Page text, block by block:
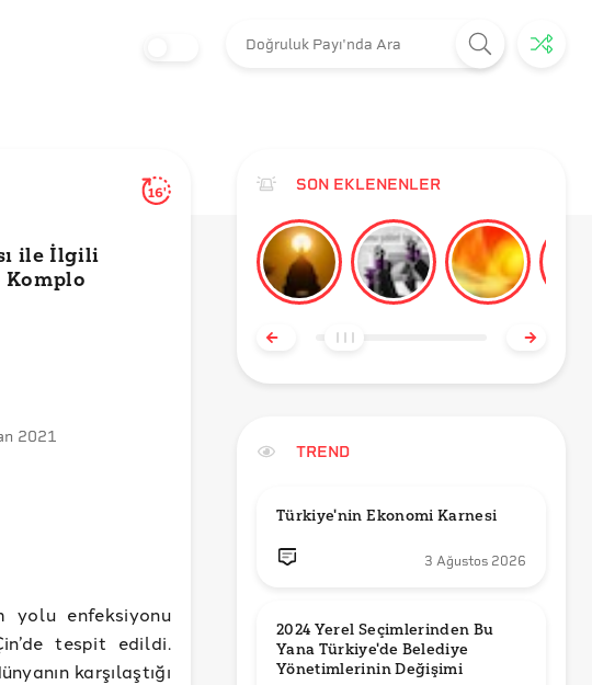
16'
ile İlgili
Komplo
2021
yolu enfeksiyonu
tespit edildi.
karşılaştığı
SON EKLENENLER
TREND
Türkiye'nin Ekonomi Karnesi
3 Ağustos 2026
2024 Yerel Seçimlerinden Bu
Yana Türkiye'de Belediye
Yönetimlerinin Değişimi